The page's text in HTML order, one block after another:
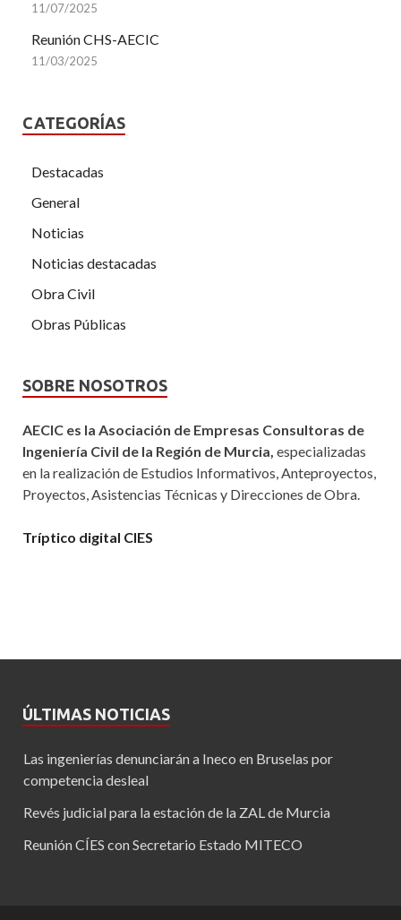
11/07/2025
Reunión CHS-AECIC
11/03/2025
CATEGORÍAS
Destacadas
General
Noticias
Noticias destacadas
Obra Civil
Obras Públicas
SOBRE NOSOTROS
AECIC es la Asociación de Empresas Consultoras de
Ingeniería Civil de la Región de Murcia, especializadas
en la realización de Estudios Informativos, Anteproyectos,
Proyectos, Asistencias Técnicas y Direcciones de Obra.
Tríptico digital CIES
ÚLTIMAS NOTICIAS
Las ingenierías denunciarán a Ineco en Bruselas por
competencia desleal
Revés judicial para la estación de la ZAL de Murcia
Reunión CÍES con Secretario Estado MITECO